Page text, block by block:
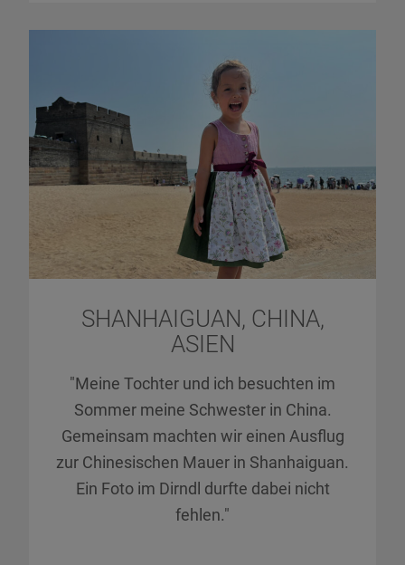
SHANHAIGUAN, CHINA,
ASIEN
"Meine Tochter und ich besuchten im
Sommer meine Schwester in China.
Gemeinsam machten wir einen Ausflug
zur Chinesischen Mauer in Shanhaiguan.
Ein Foto im Dirndl durfte dabei nicht
fehlen."